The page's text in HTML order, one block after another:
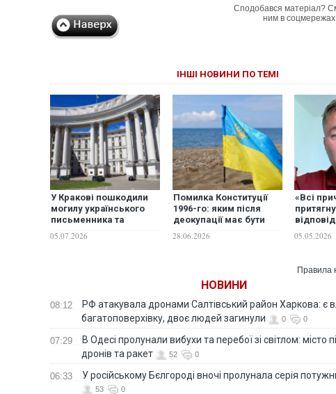
Сподобався матеріал?
ним в соцмережах
ІНШІ НОВИНИ ПО ТЕМІ
У Кракові пошкодили
могилу українського
письменника та
Лепкого
05.07.2026
Помилка Конституції
1996-го: яким після
деокупації має бути
експертів
28.06.2026
«Всі
05.05.2026
Правила
НОВИНИ
08:12
РФ атакувала дронами Салтівський район Харкова: є
багатоповерхівку, двоє людей загинули
0 0
07:29
В Одесі пролунали вибухи та перебої зі світлом: місто
дронів та ракет
52 0
06:33 У російському Бєлгороді вночі пролунала серія
53 0